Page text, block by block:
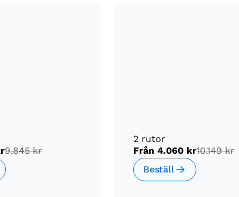
9.845 kr
2 rutor
Från 4.060 kr10.149 kr
Beställ